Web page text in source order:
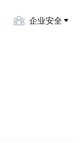
企业安全